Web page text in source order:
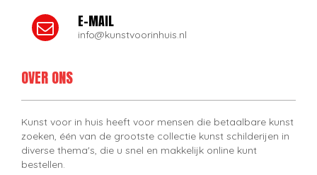
E-MAIL
info@kunstvoorinhuis.nl
OVER ONS
Kunst voor in huis heeft voor mensen die betaalbare kunst
zoeken, één van de grootste collectie kunst schilderijen in
diverse thema's, die u snel en makkelijk online kunt
bestellen.